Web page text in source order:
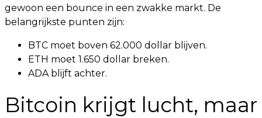
gewoon een bounce in een zwakke markt. De
belangrijkste punten zijn:
BTC moet boven 62.000 dollar blijven.
ETH moet 1.650 dollar breken.
ADA blijft achter.
Bitcoin krijgt lucht, maar